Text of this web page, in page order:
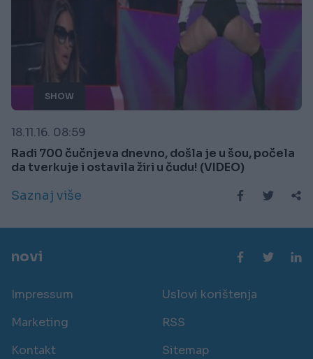
SHOW
18.11.16. 08:59
Radi 700 čučnjeva dnevno, došla je u šou, počela
da tverkuje i ostavila žiri u čudu! (VIDEO)
Saznaj više
novi
Impressum
Uslovi korištenja
Marketing
RSS
Kontakt
Sitemap